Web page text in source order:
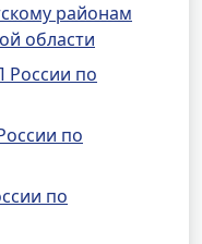
районам
области
России по
по
по